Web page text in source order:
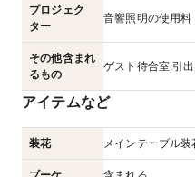
プロジェク
ター
音響照明の使用料
その他含まれ
るもの
ゲスト待合室,引
アイテムなど
装花 メインテーブル